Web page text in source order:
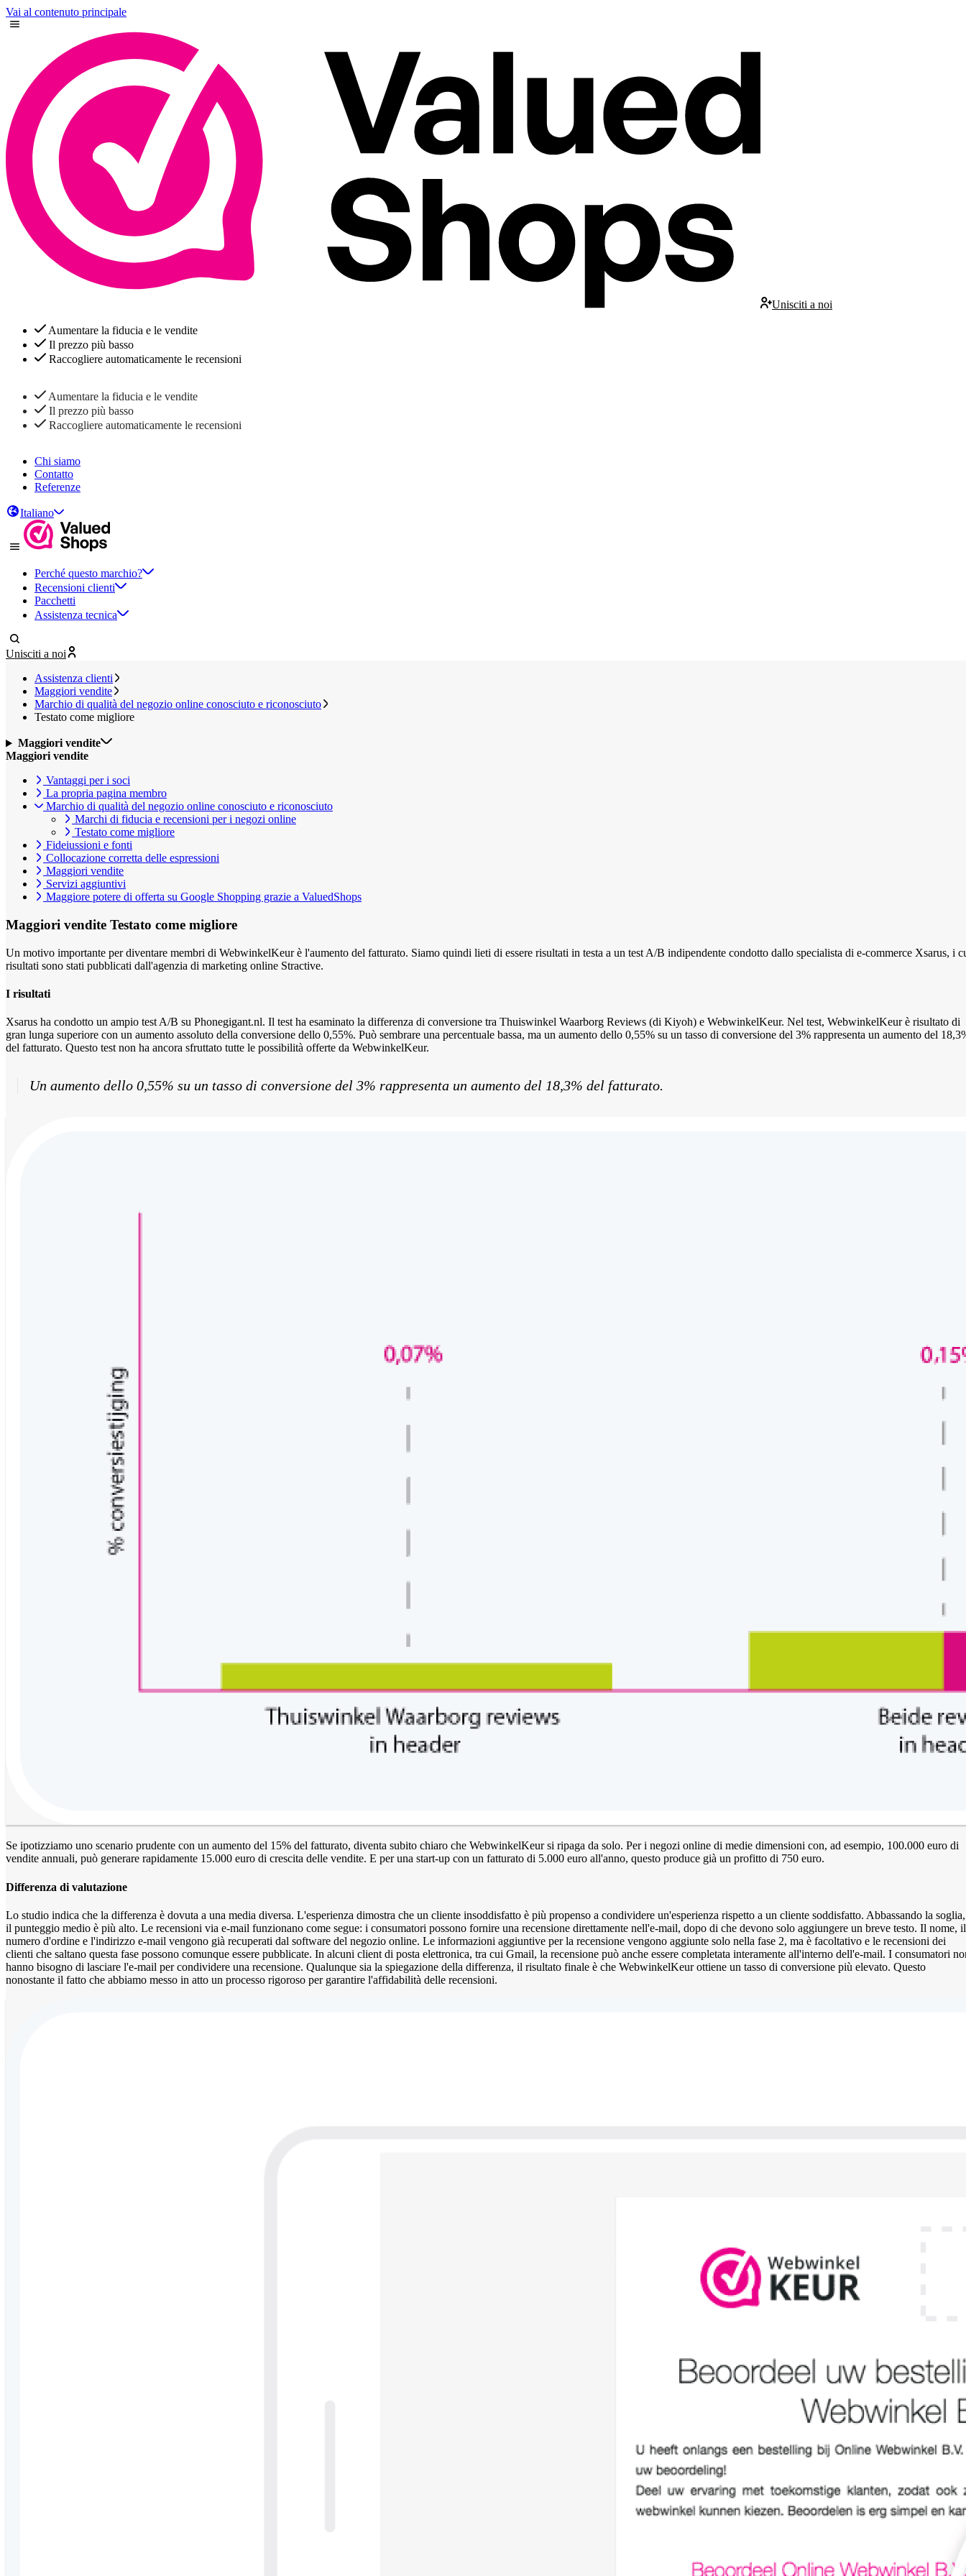
Vai al contenuto principale
Unisciti a noi
Aumentare la fiducia e le vendite
Il prezzo più basso
Raccogliere automaticamente le recensioni
Aumentare la fiducia e le vendite
Il prezzo più basso
Raccogliere automaticamente le recensioni
Chi siamo
Contatto
Referenze
Italiano
Perché questo marchio?
Recensioni clienti
Pacchetti
Assistenza tecnica
Unisciti a noi
Assistenza clienti
Maggiori vendite
Marchio di qualità del negozio online conosciuto e riconosciuto
Testato come migliore
Maggiori vendite
Maggiori vendite
Vantaggi per i soci
La propria pagina membro
Marchio di qualità del negozio online conosciuto e riconosciuto
Marchi di fiducia e recensioni per i negozi online
Testato come migliore
Fideiussioni e fonti
Collocazione corretta delle espressioni
Maggiori vendite
Servizi aggiuntivi
Maggiore potere di offerta su Google Shopping grazie a ValuedShops
Maggiori vendite Testato come migliore
Un motivo importante per diventare membri di WebwinkelKeur è l'aumento del fatturato. Siamo quindi lieti di essere risultati in testa a un test A/B indipendente condotto dallo specialista di e-commerce Xsarus, i
risultati sono stati pubblicati dall'agenzia di marketing online Stractive.
I risultati
Xsarus ha condotto un ampio test A/B su Phonegigant.nl. Il test ha esaminato la differenza di conversione tra Thuiswinkel Waarborg Reviews (di Kiyoh) e WebwinkelKeur. Nel test, WebwinkelKeur è risultato di
gran lunga superiore con un aumento assoluto della conversione dello 0,55%. Può sembrare una percentuale bassa, ma un aumento dello 0,55% su un tasso di conversione del 3% rappresenta un aumento del
del fatturato. Questo test non ha ancora sfruttato tutte le possibilità offerte da WebwinkelKeur.
Un aumento dello 0,55% su un tasso di conversione del 3% rappresenta un aumento del 18,3% del fatturato.
Se ipotizziamo uno scenario prudente con un aumento del 15% del fatturato, diventa subito chiaro che WebwinkelKeur si ripaga da solo. Per i negozi online di medie dimensioni con, ad esempio, 100.000 euro di
vendite annuali, può generare rapidamente 15.000 euro di crescita delle vendite. E per una start-up con un fatturato di 5.000 euro all'anno, questo produce già un profitto di 750 euro.
Differenza di valutazione
Lo studio indica che la differenza è dovuta a una media diversa. L'esperienza dimostra che un cliente insoddisfatto è più propenso a condividere un'esperienza rispetto a un cliente soddisfatto. Abbassando la soglia,
il punteggio medio è più alto. Le recensioni via e-mail funzionano come segue: i consumatori possono fornire una recensione direttamente nell'e-mail, dopo di che devono solo aggiungere un breve testo. Il nome, il
numero d'ordine e l'indirizzo e-mail vengono già recuperati dal software del negozio online. Le informazioni aggiuntive per la recensione vengono aggiunte solo nella fase 2, ma è facoltativo e le recensioni dei
clienti che saltano questa fase possono comunque essere pubblicate. In alcuni client di posta elettronica, tra cui Gmail, la recensione può anche essere completata interamente all'interno dell'e-mail. I consumatori
hanno bisogno di lasciare l'e-mail per condividere una recensione. Qualunque sia la spiegazione della differenza, il risultato finale è che WebwinkelKeur ottiene un tasso di conversione più elevato. Questo
nonostante il fatto che abbiamo messo in atto un processo rigoroso per garantire l'affidabilità delle recensioni.